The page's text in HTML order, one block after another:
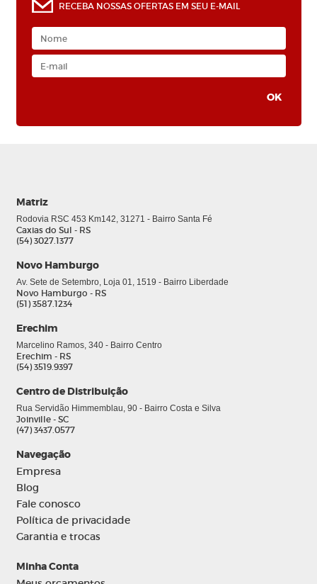
RECEBA NOSSAS OFERTAS EM SEU E-MAIL
Matriz
Rodovia RSC 453 Km142, 31271 - Bairro Santa Fé
Caxias do Sul - RS
(54) 3027.1377
Novo Hamburgo
Av. Sete de Setembro, Loja 01, 1519 - Bairro Liberdade
Novo Hamburgo - RS
(51) 3587.1234
Erechim
Marcelino Ramos, 340 - Bairro Centro
Erechim - RS
(54) 3519.9397
Centro de Distribuição
Rua Servidão Himmemblau, 90 - Bairro Costa e Silva
Joinville - SC
(47) 3437.0577
Navegação
Empresa
Blog
Fale conosco
Política de privacidade
Garantia e trocas
Minha Conta